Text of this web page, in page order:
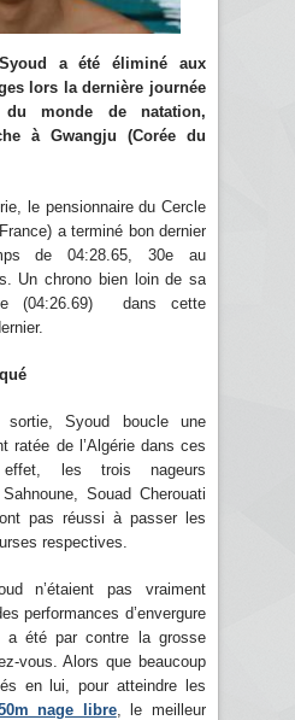
a été éliminé aux
lors la dernière journée
du monde de natation,
à Gwangju (Corée du
le pensionnaire du Cercle
a terminé bon dernier
de 04:28.65, 30e au
Un chrono bien loin de sa
(04:26.69) dans cette
Syoud boucle une
ratée de l’Algérie dans ces
effet, les trois nageurs
Souad Cherouati
pas réussi à passer les
respectives.
n’étaient pas vraiment
performances d’envergure
a été par contre la grosse
vous. Alors que beaucoup
en lui, pour atteindre les
nage libre, le meilleur